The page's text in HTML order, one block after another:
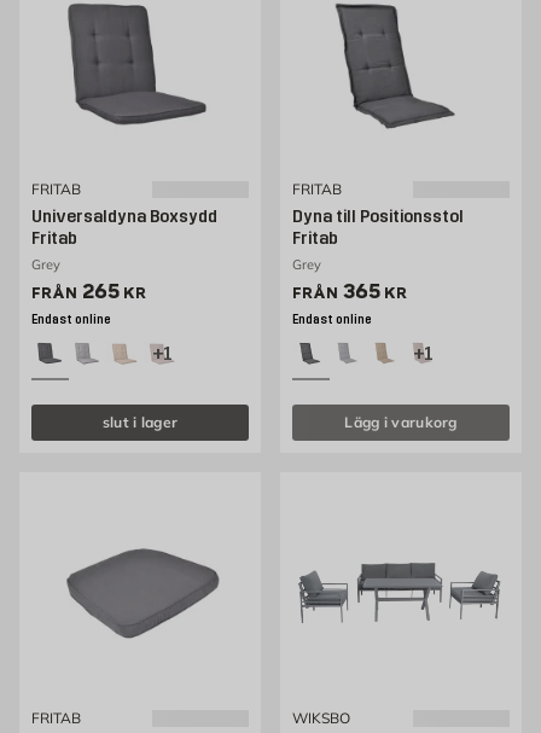
FRITAB
Universaldyna Boxsydd
Fritab
Grey
FRÅN Pris 265 kr
265 KR
Endast online
+1
slut i lager
FRITAB
Dyna till Positionsstol
Fritab
Grey
FRÅN Pris 249 kr
365 KR
Endast online
+1
Lägg i varukorg
FRITAB WIKSBO